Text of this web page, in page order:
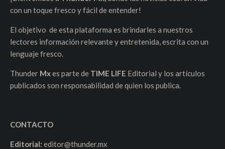
con un toque fresco y fácil de entender!
El objetivo de esta plataforma es brindarles a nuestros
lectores información relevante y entretenida, escrita con un
lenguaje fresco.
Thunder Mxes parte de TIME LIFE Editorial y los artículos
publicados son responsabilidad de quien los publica.
CONTACTO
Editorial: editor@thunder.mx